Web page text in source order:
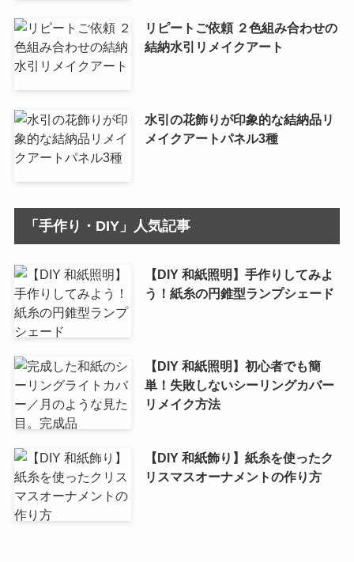
リピートご依頼 ２色組み合わせの
結納水引リメイクアート
水引の花飾りが印象的な結納品リ
メイクアートパネル3種
「手作り・DIY」人気記事
【DIY 和紙照明】手作りしてみよ
う！紙糸の円錐型ランプシェード
【DIY 和紙照明】初心者でも簡
単！失敗しないシーリングカバー
リメイク方法
【DIY 和紙飾り】紙糸を使ったク
リスマスオーナメントの作り方